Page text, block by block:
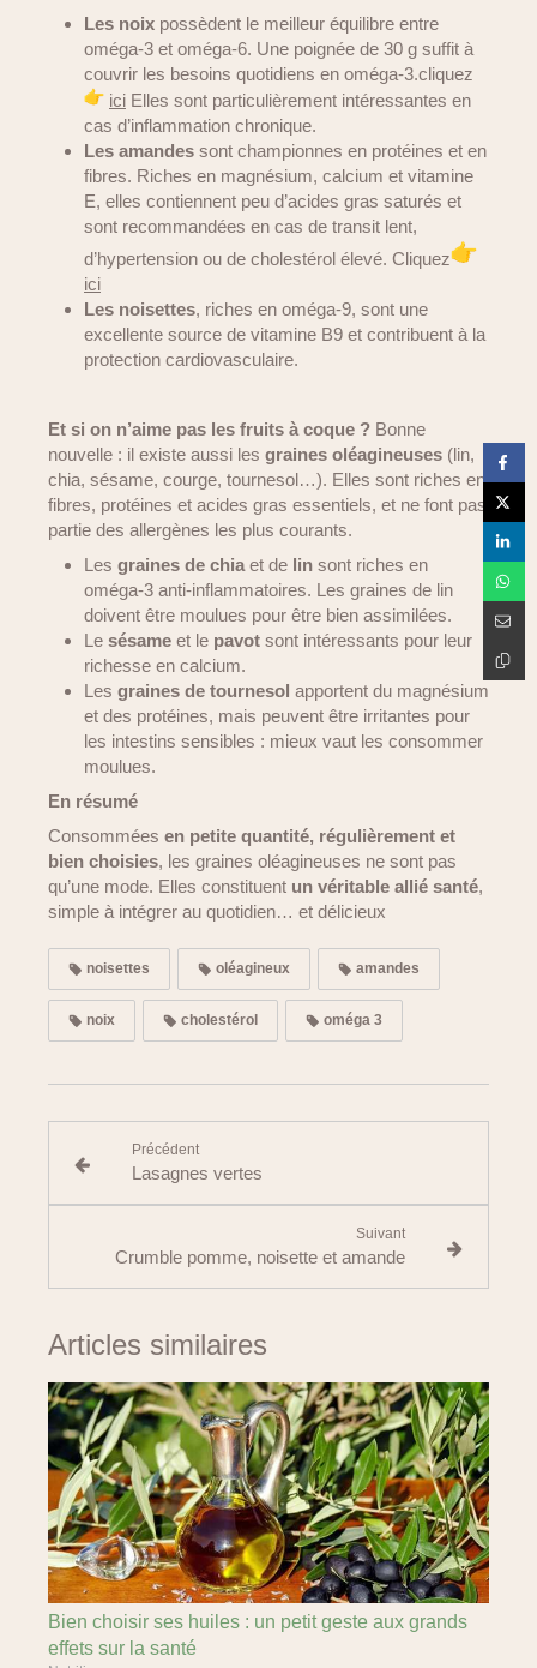
Les noix possèdent le meilleur équilibre entre
oméga-3 et oméga-6. Une poignée de 30 g suffit à
couvrir les besoins quotidiens en oméga-3.cliquez
ici Elles sont particulièrement intéressantes en
cas d’inflammation chronique.
Les amandes sont championnes en protéines et en
fibres. Riches en magnésium, calcium et vitamine
E, elles contiennent peu d’acides gras saturés et
sont recommandées en cas de transit lent,
d’hypertension ou de cholestérol élevé. Cliquez
ici
Les noisettes, riches en oméga-9, sont une
excellente source de vitamine B9 et contribuent à la
protection cardiovasculaire.
Et si on n’aime pas les fruits à coque ? Bonne
nouvelle : il existe aussi les graines oléagineuses (lin,
chia, sésame, courge, tournesol…). Elles sont riches en
fibres, protéines et acides gras essentiels, et ne font pas
partie des allergènes les plus courants.
Les graines de chia et de lin sont riches en
oméga-3 anti-inflammatoires. Les graines de lin
doivent être moulues pour être bien assimilées.
Le sésame et le pavot sont intéressants pour leur
richesse en calcium.
Les graines de tournesol apportent du magnésium
et des protéines, mais peuvent être irritantes pour
les intestins sensibles : mieux vaut les consommer
moulues.
En résumé
Consommées en petite quantité, régulièrement et
bien choisies, les graines oléagineuses ne sont pas
qu’une mode. Elles constituent un véritable allié santé,
simple à intégrer au quotidien… et délicieux
noisettes oléagineux amandes
noix cholestérol oméga 3
Précédent
Lasagnes vertes
Suivant
Crumble pomme, noisette et amande
Articles similaires
Bien choisir ses huiles : un petit geste aux grands
effets sur la santé